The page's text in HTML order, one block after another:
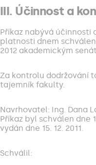
III. Účinnost a
Příkaz nabývá účinnosti
platnosti dnem
2012 akademickým
Za kontrolu dodržování
tajemník fakulty.
Navrhovatel: Ing. Dana
Příkaz byl schválen dne
vydán dne 15. 12. 2011.
Schválil: